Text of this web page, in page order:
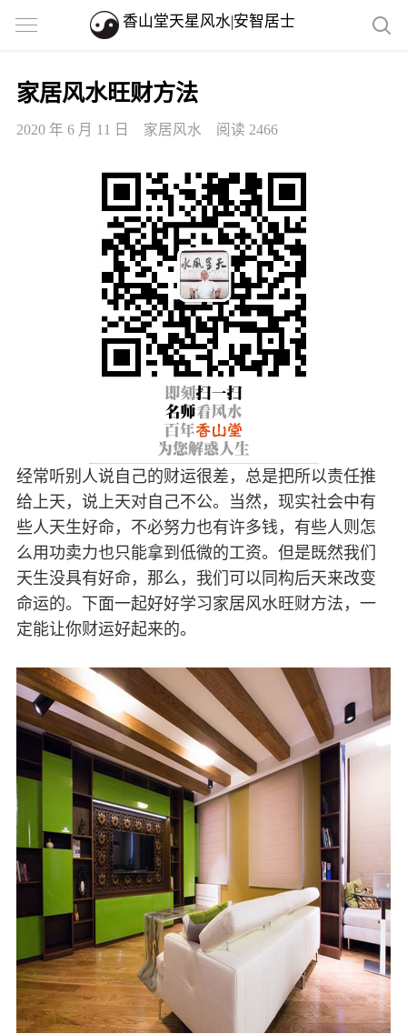
香山堂天星风水|安智居士
家居风水旺财方法
2020 年 6 月 11 日 家居风水 阅读 2466
经常听别人说自己的财运很差，总是把所以责任推
给上天，说上天对自己不公。当然，现实社会中有
些人天生好命，不必努力也有许多钱，有些人则怎
么用功卖力也只能拿到低微的工资。但是既然我们
天生没具有好命，那么，我们可以同构后天来改变
命运的。下面一起好好学习家居风水旺财方法，一
定能让你财运好起来的。